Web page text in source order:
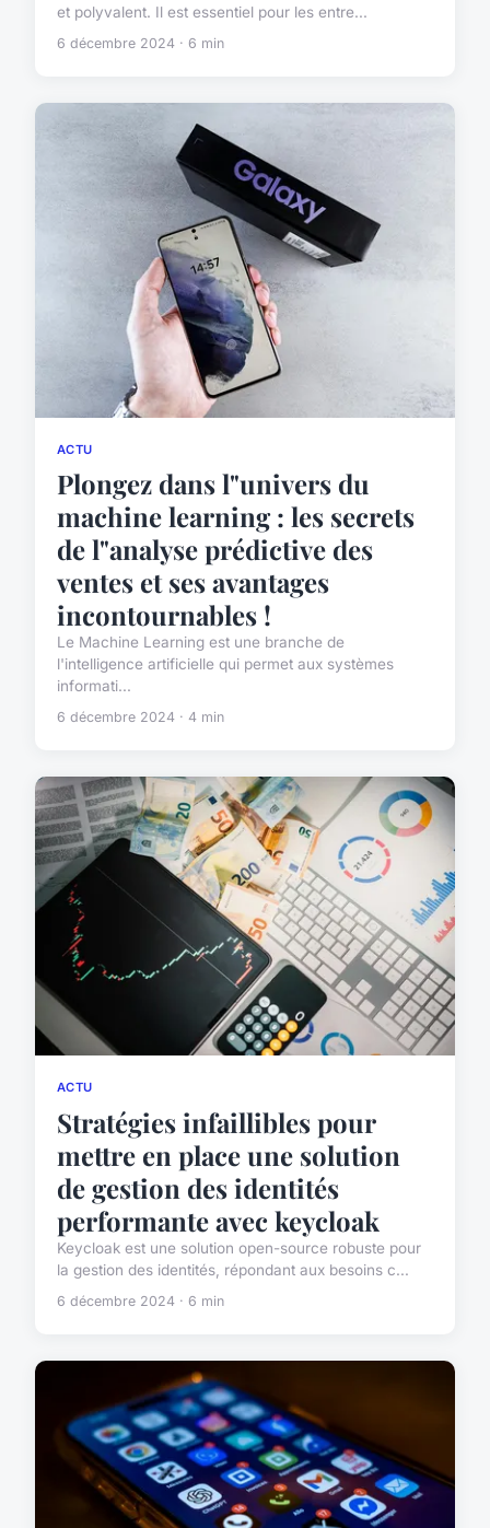
et polyvalent. Il est essentiel pour les entre...
6 décembre 2024 · 6 min
ACTU
Plongez dans l"univers du
machine learning : les secrets
de l"analyse prédictive des
ventes et ses avantages
incontournables !
Le Machine Learning est une branche de
l'intelligence artificielle qui permet aux systèmes
informati...
6 décembre 2024 · 4 min
ACTU
Stratégies infaillibles pour
mettre en place une solution
de gestion des identités
performante avec keycloak
Keycloak est une solution open-source robuste pour
la gestion des identités, répondant aux besoins c...
6 décembre 2024 · 6 min